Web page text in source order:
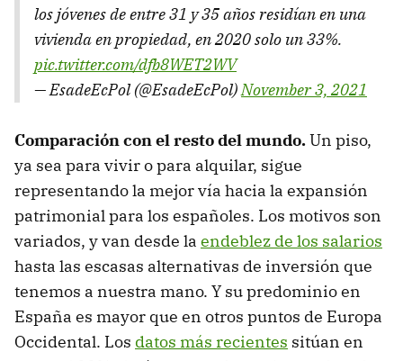
los jóvenes de entre 31 y 35 años residían en una
vivienda en propiedad, en 2020 solo un 33%.
pic.twitter.com/dfb8WET2WV
— EsadeEcPol (@EsadeEcPol) November 3, 2021
Comparación con el resto del mundo.Un piso,
ya sea para vivir o para alquilar, sigue
representando la mejor vía hacia la expansión
patrimonial para los españoles. Los motivos son
variados, y van desde la endeblez de los salarios
hasta las escasas alternativas de inversión que
tenemos a nuestra mano. Y su predominio en
España es mayor que en otros puntos de Europa
Occidental. Los datos más recientes sitúan en